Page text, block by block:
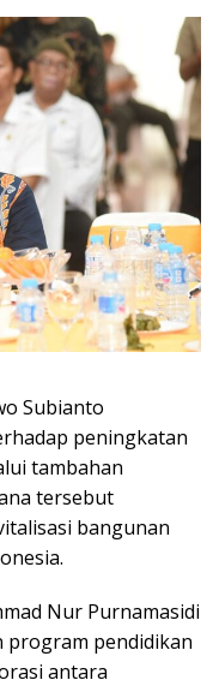
Subianto
peningkatan
tambahan
tersebut
bangunan
Nur Purnamasidi
program pendidikan
antara